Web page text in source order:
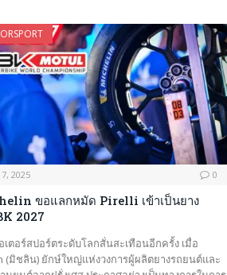
2025 0
ขอแลกหมัด Pirelli เข้าเป็นยาง
2027
เตอร์สปอร์ตระดับโลกสั่นสะเทือนอีกครั้ง เมื่อ
(มิชลิน) ยักษ์ใหญ่แห่งวงการผู้ผลิตยางรถยนต์และ